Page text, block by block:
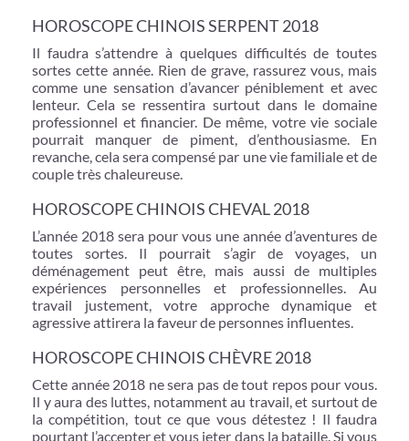
HOROSCOPE CHINOIS SERPENT 2018
Il faudra s’attendre à quelques difficultés de toutes
sortes cette année. Rien de grave, rassurez vous, mais
comme une sensation d’avancer péniblement et avec
lenteur. Cela se ressentira surtout dans le domaine
professionnel et financier. De même, votre vie sociale
pourrait manquer de piment, d’enthousiasme. En
revanche, cela sera compensé par une vie familiale et de
couple très chaleureuse.
HOROSCOPE CHINOIS CHEVAL 2018
L’année 2018 sera pour vous une année d’aventures de
toutes sortes. Il pourrait s’agir de voyages, un
déménagement peut être, mais aussi de multiples
expériences personnelles et professionnelles. Au
travail justement, votre approche dynamique et
agressive attirera la faveur de personnes influentes.
HOROSCOPE CHINOIS CHÈVRE 2018
Cette année 2018 ne sera pas de tout repos pour vous.
Il y aura des luttes, notamment au travail, et surtout de
la compétition, tout ce que vous détestez ! Il faudra
pourtant l’accepter et vous jeter dans la bataille. Si vous